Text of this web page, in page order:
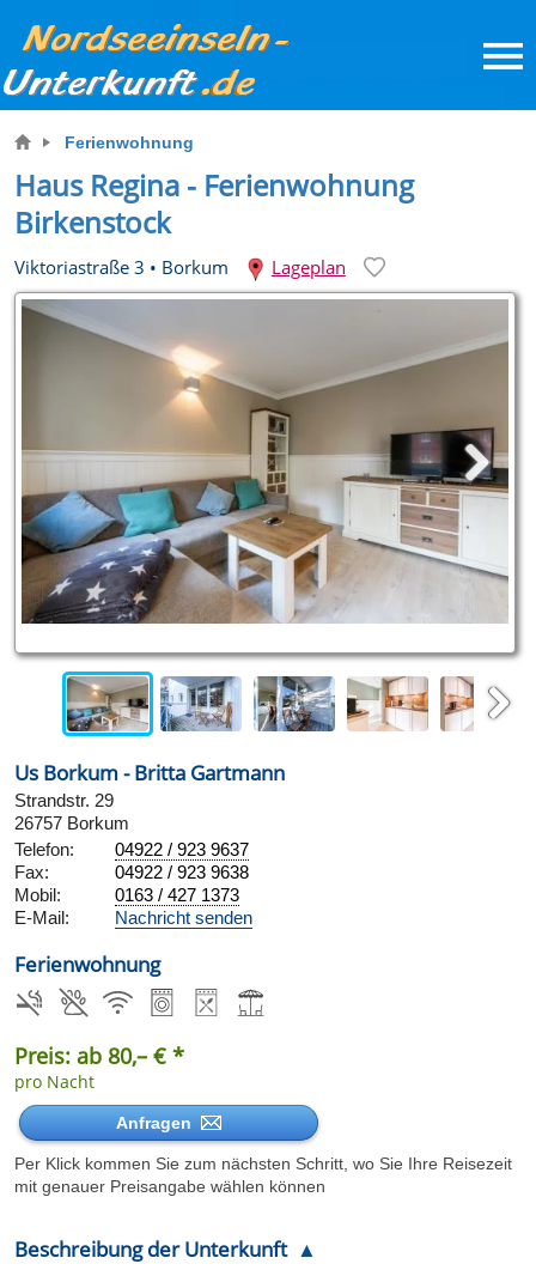
Ferienwohnung
Haus Regina - Ferienwohnung
Birkenstock
Viktoriastraße 3 • Borkum Lageplan
Us Borkum - Britta Gartmann
Strandstr. 29
26757 Borkum
Telefon:
04922 / 923 9637
Fax:
04922 / 923 9638
Mobil:
0163 / 427 1373
E-Mail:
Nachricht senden
Ferienwohnung
Preis: ab 80,– € *
pro Nacht
Anfragen
Per Klick kommen Sie zum nächsten Schritt, wo Sie Ihre Reisezeit
mit genauer Preisangabe wählen können
Beschreibung der Unterkunft